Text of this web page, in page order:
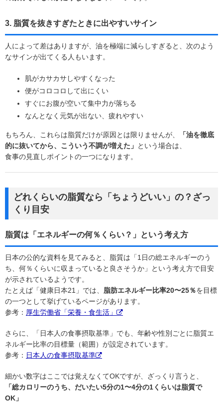
3. 脂質を抜きすぎたときに出やすいサイン
人によって差はありますが、油を極端に減らしすぎると、次のよう
なサインが出てくる人もいます。
肌がカサカサしやすくなった
便がコロコロして出にくい
すぐにお腹が空いて集中力が落ちる
なんとなく元気が出ない、疲れやすい
もちろん、これらは脂質だけが原因とは限りませんが、
「油を徹底
的に抜いてから、こういう不調が増えた」 という場合は、
食事の見直しポイントの一つになります。
どれくらいの脂質なら「ちょうどいい」の？ざっ
くり目安
脂質は「エネルギーの何％くらい？」という考え方
日本の公的な資料を見てみると、脂質は「1日の総エネルギーのう
ち、何％くらいに収まっていると良さそうか」という考え方で目安
が示されているようです。
たとえば「健康日本21」では、 脂肪エネルギー比率20〜25％を目標
の一つとして挙げているページがあります。
参考： 厚生労働省「栄養・食生活」
さらに、「日本人の食事摂取基準」でも、年齢や性別ごとに脂質エ
ネルギー比率の目標量（範囲）が設定されています。
参考： 日本人の食事摂取基準
細かい数字はここでは覚えなくてOKですが、ざっくり言うと、
「総カロリーのうち、だいたい5分の1〜4分の1くらいは脂質で
OK」